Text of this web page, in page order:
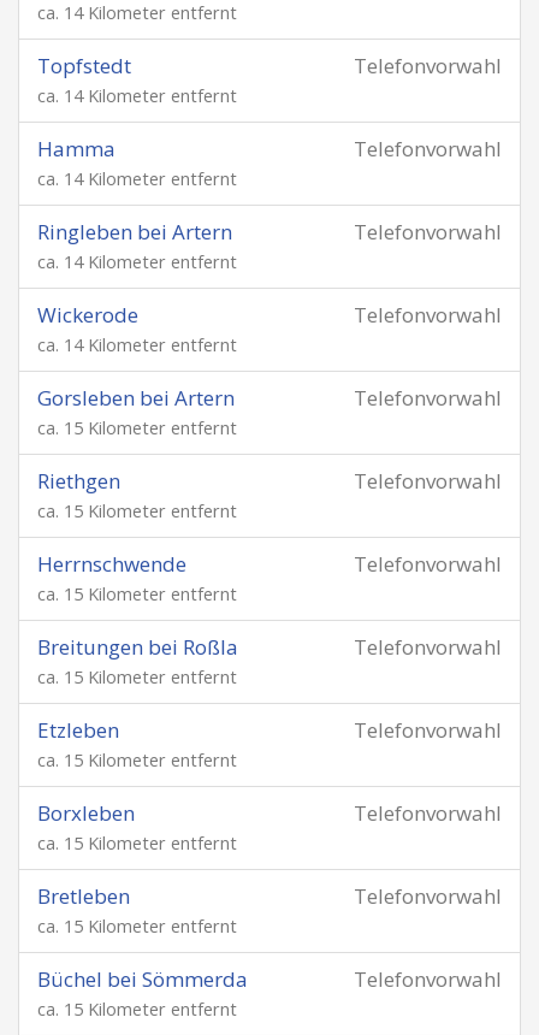
ca. 14 Kilometer entfernt
Telefonvorwahl
Topfstedt
ca. 14 Kilometer entfernt
Telefonvorwahl
Hamma
ca. 14 Kilometer entfernt
Telefonvorwahl
Ringleben bei Artern
ca. 14 Kilometer entfernt
Telefonvorwahl
Wickerode
ca. 14 Kilometer entfernt
Telefonvorwahl
Gorsleben bei Artern
ca. 15 Kilometer entfernt
Telefonvorwahl
Riethgen
ca. 15 Kilometer entfernt
Telefonvorwahl
Herrnschwende
ca. 15 Kilometer entfernt
Telefonvorwahl
Breitungen bei Roßla
ca. 15 Kilometer entfernt
Telefonvorwahl
Etzleben
ca. 15 Kilometer entfernt
Telefonvorwahl
Borxleben
ca. 15 Kilometer entfernt
Telefonvorwahl
Bretleben
ca. 15 Kilometer entfernt
Telefonvorwahl
Büchel bei Sömmerda
ca. 15 Kilometer entfernt